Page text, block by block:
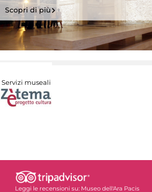
Scopri di più
Servizi museali
Leggi le recensioni su: Museo dell'Ara Pacis